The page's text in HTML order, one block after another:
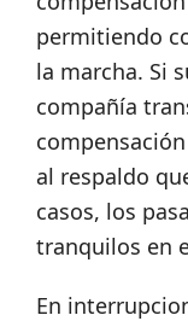
permitiendo
la marcha. Si
compañía
al respaldo
casos, los
tranquilos en
En